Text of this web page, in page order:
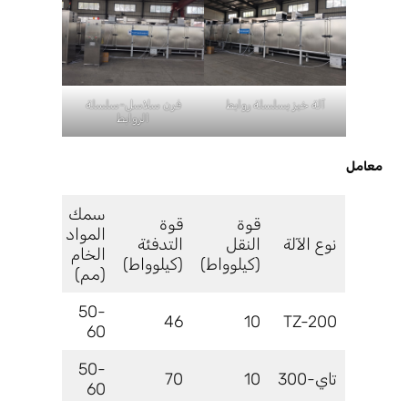
آلة خبز بسلسلة روابط
فرن سلاسل-سلسلة
الروابط
معامل
نوع الآلة
قوة
النقل
(كيلوواط)
قوة
التدفئة
(كيلوواط)
سمك
المواد
الخام
(مم)
TZ-200
10
46
50-
60
تاي-300 10
70
50-
60